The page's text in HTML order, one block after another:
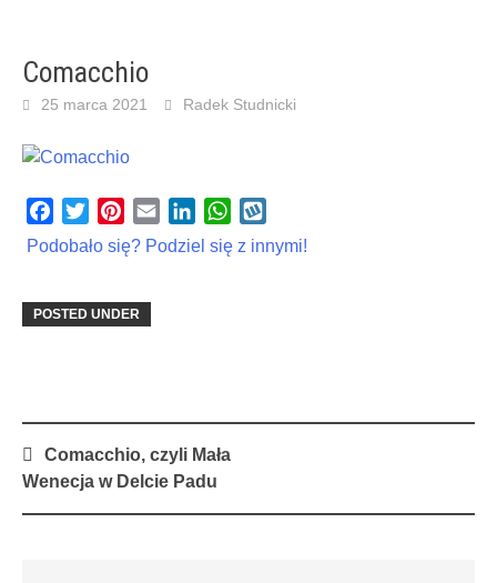
Comacchio
25 marca 2021 Radek Studnicki
Facebook
TwitterPinterest
Email LinkedInWhatsApp
Podobało się? Podziel się z innymi!
POSTED UNDER
Post
navigation
Comacchio, czyli Mała
Wenecja w Delcie Padu